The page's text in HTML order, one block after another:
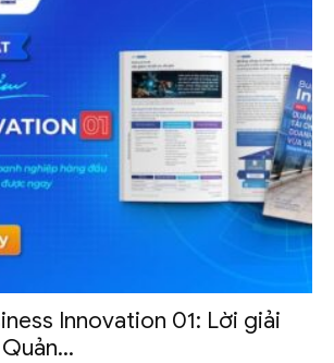
Innovation 01: Lời giải